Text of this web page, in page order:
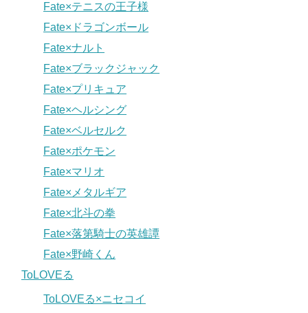
Fate×テニスの王子様
Fate×ドラゴンボール
Fate×ナルト
Fate×ブラックジャック
Fate×プリキュア
Fate×ヘルシング
Fate×ベルセルク
Fate×ポケモン
Fate×マリオ
Fate×メタルギア
Fate×北斗の拳
Fate×落第騎士の英雄譚
Fate×野崎くん
ToLOVEる
ToLOVEる×ニセコイ